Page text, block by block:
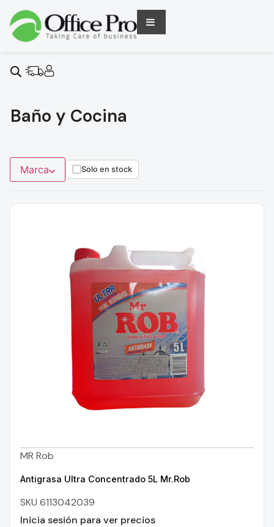
Baño y Cocina
Marca Solo en stock
MR Rob
Antigrasa Ultra Concentrado 5L Mr.Rob
SKU 6113042039
Inicia sesión para ver precios